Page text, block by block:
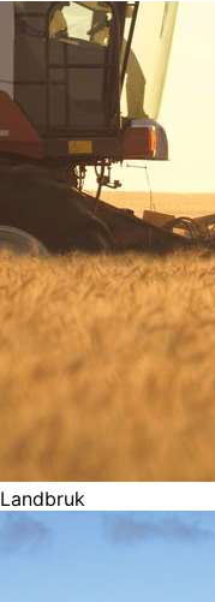
Landbruk